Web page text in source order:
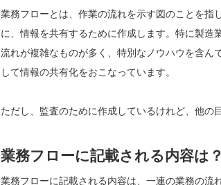
業務フローとは、作業の流れを示す図のことを指
に、情報を共有するために作成します。特に製造
流れが複雑なものが多く、特別なノウハウを含ん
して情報の共有化をおこなっています。
ただし、監査のために作成しているけれど、他の
業務フローに記載される内容は？
業務フローに記載される内容は、一連の業務の流